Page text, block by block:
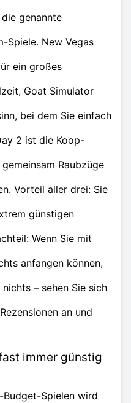
genannte
Spiele. New Vegas
ein großes
Goat Simulator
bei dem Sie einfach
2 ist die Koop-
Raubzüge
Vorteil aller drei: Sie
günstigen
Wenn Sie mit
anfangen können,
– sehen Sie sich
an und
immer günstig
Budget-Spielen wird